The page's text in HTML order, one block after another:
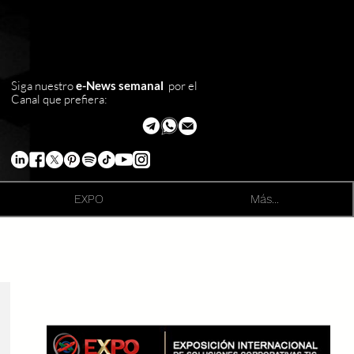
Siga nuestroe-News semanal por el
Canal que prefiera:
EXPO Más...